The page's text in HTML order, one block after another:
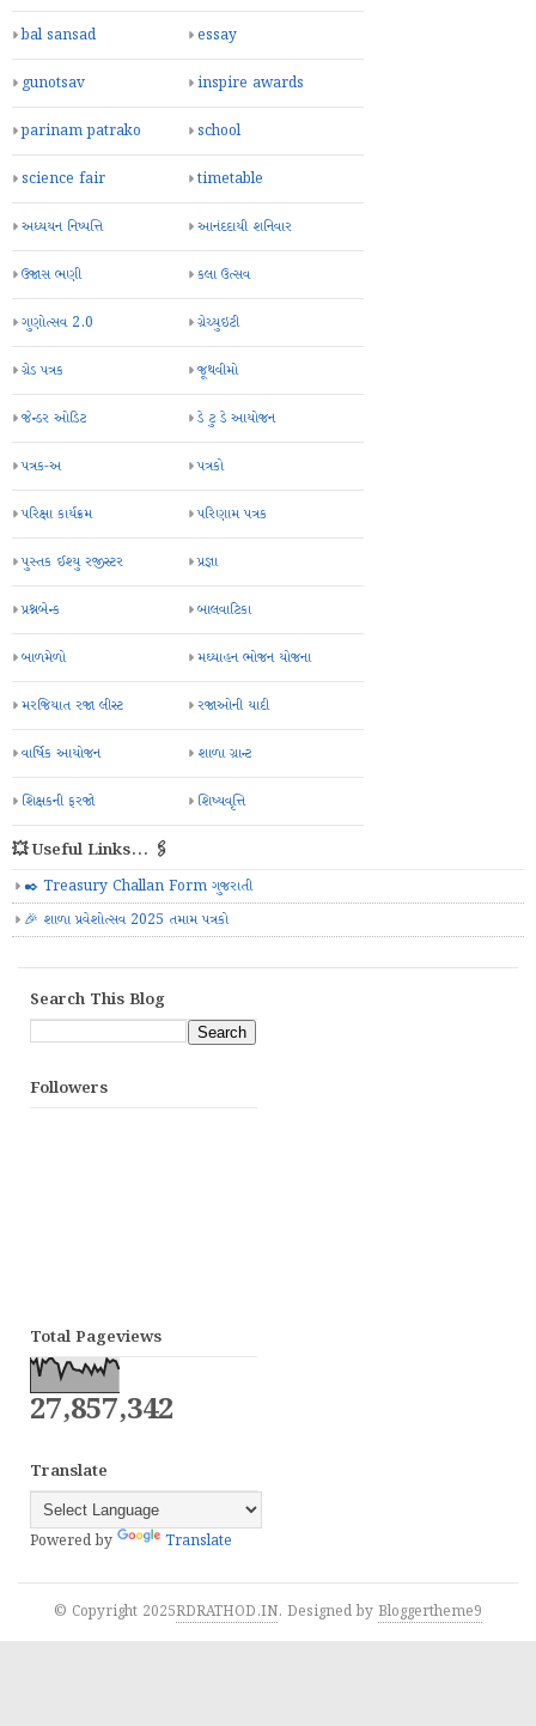
bal sansad essay
gunotsav inspire awards
parinam patrako school
science fair timetable
અધ્યયન નિષ્પત્તિ આનંદદાયી શનિવાર
ઉજાસ ભણી કલા ઉત્સવ
ગુણોત્સવ 2.0 ગ્રેચ્યુઇટી
ગ્રેડ પત્રક જૂથવીમો
જેન્ડર ઓડિટ ડે ટુ ડે આયોજન
પત્રક-અ પત્રકો
પરિક્ષા કાર્યક્રમ પરિણામ પત્રક
પુસ્તક ઈશ્યુ રજીસ્ટર પ્રજ્ઞા
પ્રશ્નબેન્ક બાલવાટિકા
બાળમેળો મઘ્યાહન ભોજન યોજના
મરજિયાત રજા લીસ્ટ રજાઓની યાદી
વાર્ષિક આયોજન શાળા ગ્રાન્ટ
શિક્ષકની ફરજો શિષ્યવૃત્તિ
💥 Useful Links... 🖇️
✒️ Treasury Challan Form ગુજરાતી
🎉 શાળા પ્રવેશોત્સવ 2025 તમામ પત્રકો
Search This Blog
Followers
Total Pageviews
27,857,342
Translate
Powered by Translate
© Copyright 2025RDRATHOD.IN. Designed by Bloggertheme9